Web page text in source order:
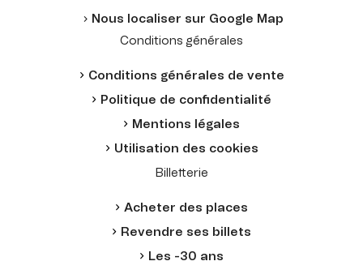
Nous localiser sur Google Map
Conditions générales
Conditions générales de vente
Politique de confidentialité
Mentions légales
Utilisation des cookies
Billetterie
Acheter des places
Revendre ses billets
Les -30 ans